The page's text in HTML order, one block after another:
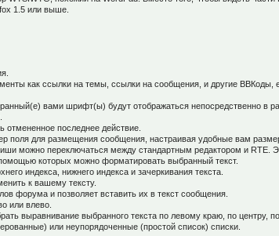
1.5 или выше.
как ссылки на темы, ссылки на сообщения, и другие
вами шрифт(ы) будут отображаться непосредственно в
отмененное последнее действие.
поля для размещения сообщения, настраивая удобные вам
можно переключаться между стандартным редактором и RTE.
которых можно форматировать выбранный текст.
индекса, нижнего индекса и зачеркивания текста.
к вашему тексту.
форума и позволяет вставить их в текст сообщения.
или влево.
выравнивание выбранного текста по левому краю, по центру,
или неупорядоченные (простой список) списки.